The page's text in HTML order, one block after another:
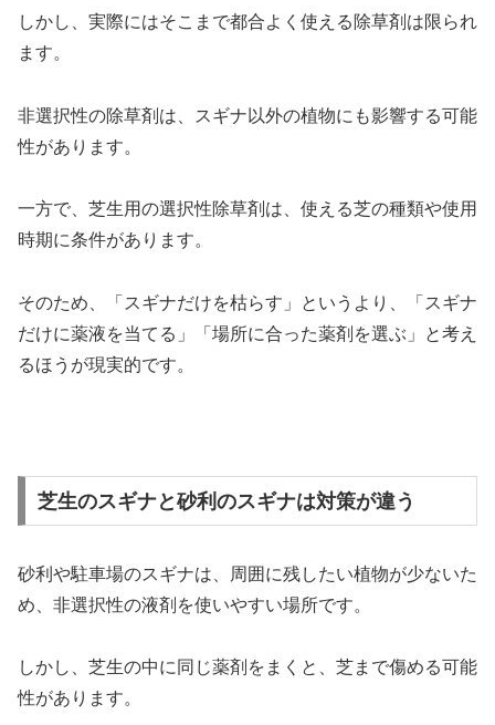
しかし、実際にはそこまで都合よく使える除草剤は限られ
ます。
非選択性の除草剤は、スギナ以外の植物にも影響する可能
性があります。
一方で、芝生用の選択性除草剤は、使える芝の種類や使用
時期に条件があります。
そのため、「スギナだけを枯らす」というより、「スギナ
だけに薬液を当てる」「場所に合った薬剤を選ぶ」と考え
るほうが現実的です。
芝生のスギナと砂利のスギナは対策が違う
砂利や駐車場のスギナは、周囲に残したい植物が少ないた
め、非選択性の液剤を使いやすい場所です。
しかし、芝生の中に同じ薬剤をまくと、芝まで傷める可能
性があります。